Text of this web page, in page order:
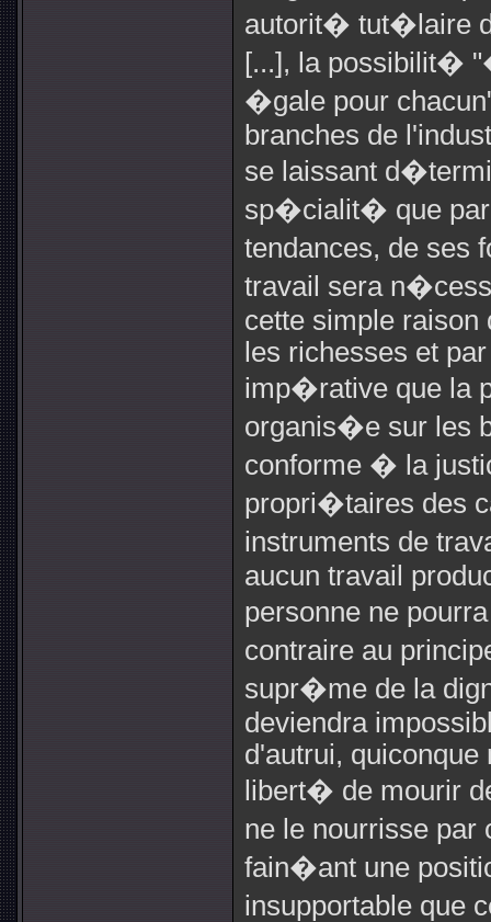
autorit� tut�laire
[...], la possibilit�
�gale pour
branches de
se laissant
sp�cialit� que par
tendances, de ses
travail sera
cette simple raison
les richesses et
imp�rative que la
organis�e sur les
conforme � la
propri�taires des
instruments de
aucun travail
personne ne
contraire au
supr�me de la
deviendra
d'autrui,
libert� de mourir
ne le nourrisse
fain�ant une
insupportable que